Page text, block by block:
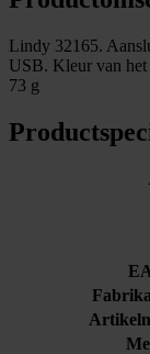
Lindy 32165.
USB. Kleur van
73 g